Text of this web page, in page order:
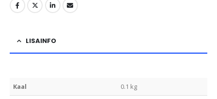
LISAINFO
Kaal 0.1 kg